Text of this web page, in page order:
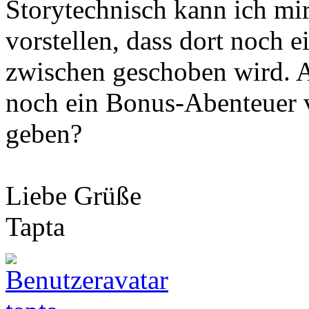
Storytechnisch kann ich
vorstellen, dass dort noch
zwischen geschoben wird.
noch ein Bonus-Abenteuer
geben?
Liebe Grüße
Tapta